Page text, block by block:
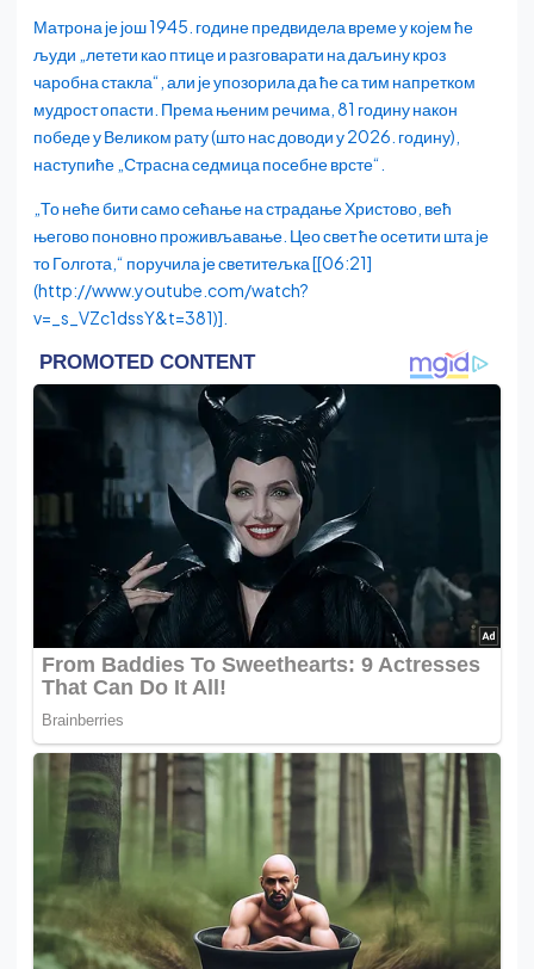
Матрона је још 1945. године предвидела време у којем ће
људи „летети као птице и разговарати на даљину кроз
чаробна стакла“, али је упозорила да ће са тим напретком
мудрост опасти. Према њеним речима, 81 годину након
победе у Великом рату (што нас доводи у 2026. годину),
наступиће „Страсна седмица посебне врсте“.
„То неће бити само сећање на страдање Христово, већ
његово поновно проживљавање. Цео свет ће осетити шта је
то Голгота,“ поручила је светитељка [[06:21]
(http://www.youtube.com/watch?
v=_s_VZc1dssY&t=381)].